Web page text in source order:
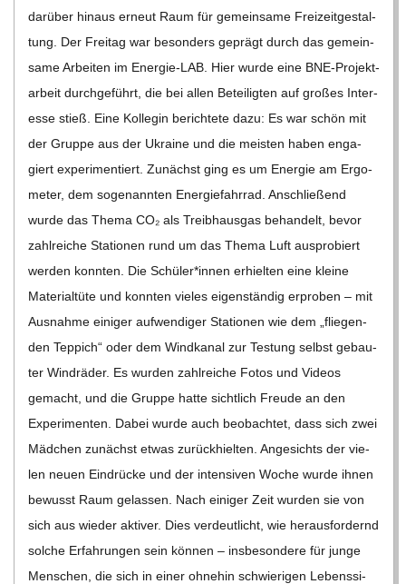
dar­über hin­aus erneut Raum für gemein­same Frei­zeit­ge­stal­
tung. Der Frei­tag war beson­ders geprägt durch das gemein­
same Arbei­ten im Ener­­gie-LAB. Hier wurde eine BNE-Pro­­jek­t­
ar­­beit durch­ge­führt, die bei allen Betei­lig­ten auf gro­ßes Inter­
esse stieß. Eine Kol­le­gin berich­tete dazu: Es war schön mit
der Gruppe aus der Ukraine und die meis­ten haben enga­
giert expe­ri­men­tiert. Zunächst ging es um Ener­gie am Ergo­
me­ter, dem soge­nann­ten Ener­gie­fahr­rad. Anschlie­ßend
wurde das Thema CO₂ als Treib­haus­gas behan­delt, bevor
zahl­rei­che Sta­tio­nen rund um das Thema Luft aus­pro­biert
wer­den konn­ten. Die Schüler*innen erhiel­ten eine kleine
Mate­ri­al­tüte und konn­ten vie­les eigen­stän­dig erpro­ben – mit
Aus­nahme eini­ger auf­wen­di­ger Sta­tio­nen wie dem „flie­gen­
den Tep­pich“ oder dem Wind­ka­nal zur Tes­tung selbst gebau­
ter Wind­rä­der. Es wur­den zahl­rei­che Fotos und Videos
gemacht, und die Gruppe hatte sicht­lich Freude an den
Expe­ri­men­ten. Dabei wurde auch beob­ach­tet, dass sich zwei
Mäd­chen zunächst etwas zurück­hiel­ten. Ange­sichts der vie­
len neuen Ein­drü­cke und der inten­si­ven Woche wurde ihnen
bewusst Raum gelas­sen. Nach eini­ger Zeit wur­den sie von
sich aus wie­der akti­ver. Dies ver­deut­licht, wie her­aus­for­dernd
sol­che Erfah­run­gen sein kön­nen – ins­be­son­dere für junge
Men­schen, die sich in einer ohne­hin schwie­ri­gen Lebens­si­